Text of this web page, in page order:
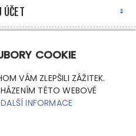
ÚČET
COOKIE
VÁM ZLEPŠILI ZÁŽITEK.
TÉTO WEBOVÉ
DALŠÍ INFORMACE